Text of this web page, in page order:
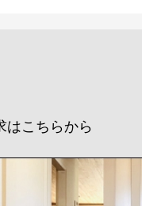
はこちらから